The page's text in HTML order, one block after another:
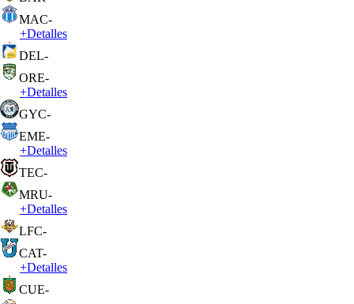
MAC-
+Detalles
DEL-
ORE-
+Detalles
GYC-
EME-
+Detalles
TEC-
MRU-
+Detalles
LFC-
CAT-
+Detalles
CUE-